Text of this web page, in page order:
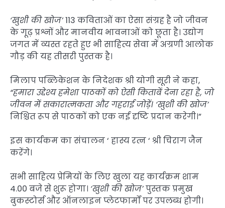
‘खुशी की खोज’113 कविताओं का ऐसा संग्रह है जो जीवन
के गूढ़ प्रश्नों और मानवीय भावनाओं को छूता है। उद्योग
जगत में व्यस्त रहते हुए भी साहित्य सेवा में अग्रणी आलोक
गौड़ की यह तीसरी पुस्तक है।
मिलाप पब्लिकेशन के निदेशक श्री योगी सूरी ने कहा,
“हमारा उद्देश्य हमेशा पाठकों को ऐसी किताबें देना रहा है, जो
जीवन में सकारात्मकता और गहराई जोड़ें। ‘खुशी की खोज’
निश्चित रूप से पाठकों को एक नई दृष्टि प्रदान करेगी।”
इस कार्यकम का संचालन ‘ हास्य रत्न ‘ श्री चिराग जैन
करेंगे।
सभी साहित्य प्रेमियों के लिए खुला यह कार्यक्रम शाम
4.00 बजे से शुरू होगा। ‘खुशी की खोज’पुस्तक प्रमुख
बुकस्टोर्स और ऑनलाइन प्लेटफार्मों पर उपलब्ध होगी।